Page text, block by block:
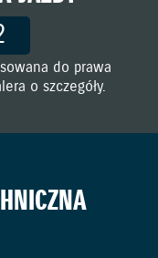
do prawa
o szczegóły.